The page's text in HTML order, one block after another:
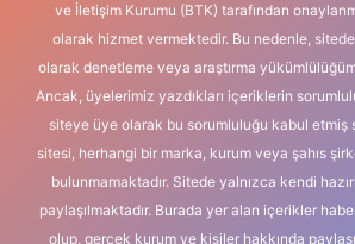
ve İletişim Kurumu (BTK) tarafından
olarak hizmet vermektedir. Bu nedenle,
olarak denetleme veya araştırma
Ancak, üyelerimiz yazdıkları içeriklerin
siteye üye olarak bu sorumluluğu kabul etmiş
sitesi, herhangi bir marka, kurum veya şahıs
bulunmamaktadır. Sitede yalnızca kendi
paylaşılmaktadır. Burada yer alan içerikler
olup, gerçek kurum ve kişiler hakkında